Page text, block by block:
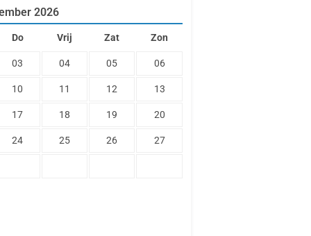
2026
Do Vrij Zat Zon
03 04 05 06
10 11 12 13
17 18 19 20
24 25 26 27